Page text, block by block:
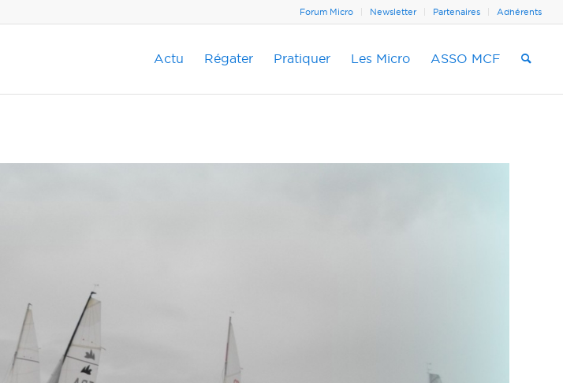
Forum Micro Newsletter Partenaires Adhérents
Actu Régater Pratiquer Les Micro ASSO MCF